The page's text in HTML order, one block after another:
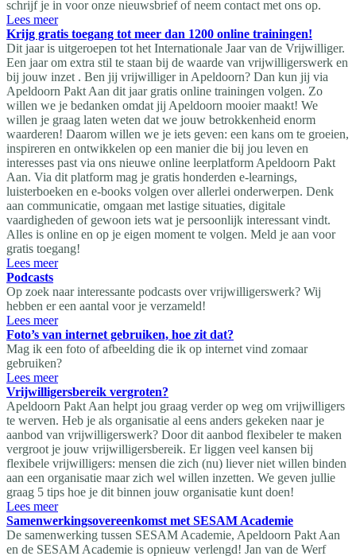
schrijf je in voor onze nieuwsbrief of neem contact met ons op.
Lees meer
Krijg gratis toegang tot meer dan 1200 online trainingen!
Dit jaar is uitgeroepen tot het Internationale Jaar van de Vrijwilliger.
Een jaar om extra stil te staan bij de waarde van vrijwilligerswerk en
bij jouw inzet . Ben jij vrijwilliger in Apeldoorn? Dan kun jij via
Apeldoorn Pakt Aan dit jaar gratis online trainingen volgen. Zo
willen we je bedanken omdat jij Apeldoorn mooier maakt! We
willen je graag laten weten dat we jouw betrokkenheid enorm
waarderen! Daarom willen we je iets geven: een kans om te groeien,
inspireren en ontwikkelen op een manier die bij jou leven en
interesses past via ons nieuwe online leerplatform Apeldoorn Pakt
Aan. Via dit platform mag je gratis honderden e-learnings,
luisterboeken en e-books volgen over allerlei onderwerpen. Denk
aan communicatie, omgaan met lastige situaties, digitale
vaardigheden of gewoon iets wat je persoonlijk interessant vindt.
Alles is online en op je eigen moment te volgen. Meld je aan voor
gratis toegang!
Lees meer
Podcasts
Op zoek naar interessante podcasts over vrijwilligerswerk? Wij
hebben er een aantal voor je verzameld!
Lees meer
Foto’s van internet gebruiken, hoe zit dat?
Mag ik een foto of afbeelding die ik op internet vind zomaar
gebruiken?
Lees meer
Vrijwilligersbereik vergroten?
Apeldoorn Pakt Aan helpt jou graag verder op weg om vrijwilligers
te werven. Heb je als organisatie al eens anders gekeken naar je
aanbod van vrijwilligerswerk? Door dit aanbod flexibeler te maken
vergroot je jouw vrijwilligersbereik. Er liggen veel kansen bij
flexibele vrijwilligers: mensen die zich (nu) liever niet willen binden
aan een organisatie maar zich wel willen inzetten. We geven jullie
graag 5 tips hoe je dit binnen jouw organisatie kunt doen!
Lees meer
Samenwerkingsovereenkomst met SESAM Academie
De samenwerking tussen SESAM Academie, Apeldoorn Pakt Aan
en de SESAM Academie is opnieuw verlengd! Jan van de Werf